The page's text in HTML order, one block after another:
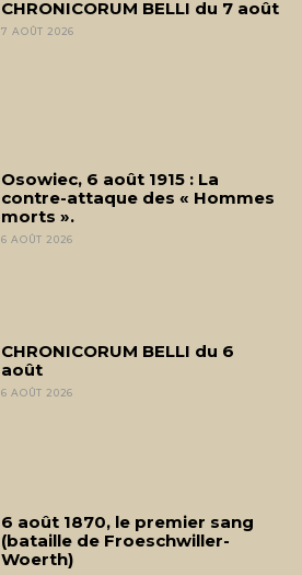
CHRONICORUM BELLI du 7 août
7 AOÛT 2026
Osowiec, 6 août 1915 : La
contre-attaque des « Hommes
morts ».
6 AOÛT 2026
CHRONICORUM BELLI du 6
août
6 AOÛT 2026
6 août 1870, le premier sang
(bataille de Froeschwiller-
Woerth)